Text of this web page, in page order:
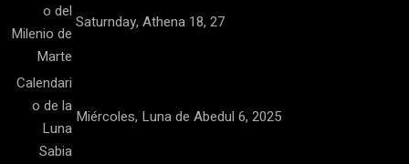
o del
Milenio de
Marte
Saturnday, Athena 18, 27
Calendari
o de la
Luna
Sabia
Miércoles, Luna de Abedul 6, 2025